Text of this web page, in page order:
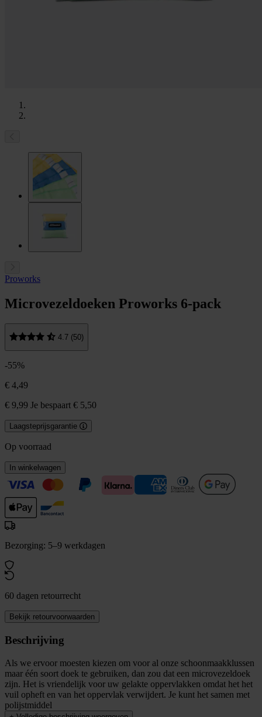
Proworks
Microvezeldoeken Proworks 6-pack
4.7 (50)
-55%
€ 4,49
€ 9,99 Je bespaart € 5,50
Laagsteprijsgarantie
Op voorraad
In winkelwagen
Bezorging: 5–9 werkdagen
60 dagen retourrecht
Bekijk retourvoorwaarden
Beschrijving
Als we ervoor moesten kiezen om voor al onze schoonmaakklussen
maar één soort doek te gebruiken, dan zou dat een microvezeldoek
zijn. Het is vriendelijk voor uw gelakte oppervlakken omdat het het
vuil opheft en van het oppervlak verwijdert. Je kunt het samen met
polijstmiddel